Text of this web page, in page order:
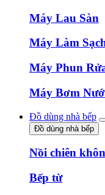
Máy Lau Sàn
Máy Làm
Máy Phun
Máy Bơm
Đồ dùng nhà bếp
Đồ dùng nhà bếp
Nồi chiên
Bếp từ